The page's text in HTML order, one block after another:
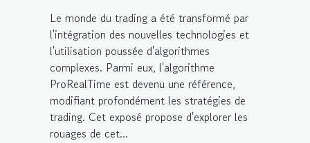
Le monde du trading a été transformé par
l'intégration des nouvelles technologies et
l'utilisation poussée d'algorithmes
complexes. Parmi eux, l'algorithme
ProRealTime est devenu une référence,
modifiant profondément les stratégies de
trading. Cet exposé propose d'explorer les
rouages de cet...